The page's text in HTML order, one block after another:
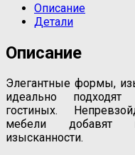
столикомОписание
Детали
Описание
Элегантные формы,
идеально
гостиных.
мебели добавят
изысканности.